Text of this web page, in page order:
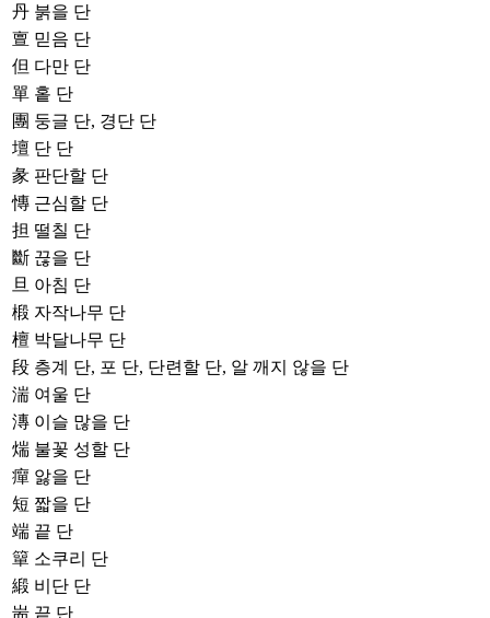
丹 붉을 단
亶 믿음 단
但 다만 단
單 홑 단
團 둥글 단, 경단 단
壇 단 단
彖 판단할 단
慱 근심할 단
担 떨칠 단
斷 끊을 단
旦 아침 단
椴 자작나무 단
檀 박달나무 단
段 층계 단, 포 단, 단련할 단, 알 깨지 않을 단
湍 여울 단
漙 이슬 많을 단
煓 불꽃 성할 단
癉 앓을 단
短 짧을 단
端 끝 단
簞 소쿠리 단
緞 비단 단
耑 끝 단